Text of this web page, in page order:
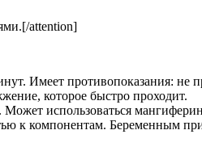
attention]
Имеет противопоказания: не
которое быстро проходит.
Может использоваться
к компонентам. Беременным